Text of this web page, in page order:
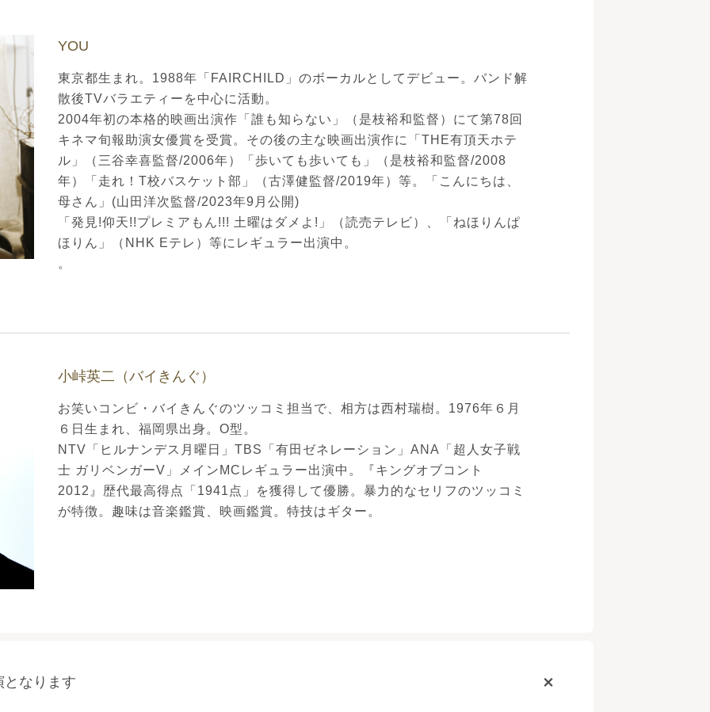
YOU
東京都生まれ。1988年「FAIRCHILD」のボーカルとしてデビュー。バンド解
散後TVバラエティーを中心に活動。
2004年初の本格的映画出演作「誰も知らない」（是枝裕和監督）にて第78回
キネマ旬報助演女優賞を受賞。その後の主な映画出演作に「THE有頂天ホテ
ル」（三谷幸喜監督/2006年）「歩いても歩いても」（是枝裕和監督/2008
年）「走れ！T校バスケット部」（古澤健監督/2019年）等。「こんにちは、
母さん」(山田洋次監督/2023年9月公開)
「発見!仰天!!プレミアもん!!! 土曜はダメよ!」（読売テレビ）、「ねほりんぱ
ほりん」（NHK Eテレ）等にレギュラー出演中。
。
小峠英二（バイきんぐ）
お笑いコンビ・バイきんぐのツッコミ担当で、相方は西村瑞樹。1976年６月
６日生まれ、福岡県出身。O型。
NTV「ヒルナンデス月曜日」TBS「有田ゼネレーション」ANA「超人女子戦
士 ガリベンガーV」メインMCレギュラー出演中。『キングオブコント
2012』歴代最高得点「1941点」を獲得して優勝。暴力的なセリフのツッコミ
が特徴。趣味は音楽鑑賞、映画鑑賞。特技はギター。
なります